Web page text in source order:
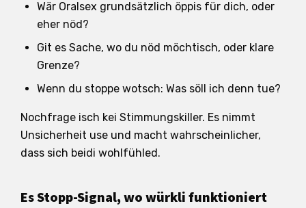
Wär Oralsex grundsätzlich öppis für dich, oder
eher nöd?
Git es Sache, wo du nöd möchtisch, oder klare
Grenze?
Wenn du stoppe wotsch: Was söll ich denn tue?
Nochfrage isch kei Stimmungskiller. Es nimmt
Unsicherheit use und macht wahrscheinlicher,
dass sich beidi wohlfühled.
Es Stopp-Signal, wo würkli funktioniert